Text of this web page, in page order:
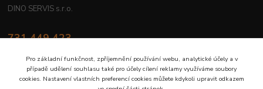
DINO SERVIS s.r.o.
731 449 423
prodejna@dinoservis.cz
Pro základní funkčnost, zpříjemnění používání webu, analytické účely a v
případě udělení souhlasu také pro účely cílení reklamy využíváme soubory
cookies. Nastavení vlastních preferencí cookies můžete kdykoli upravit odkazem